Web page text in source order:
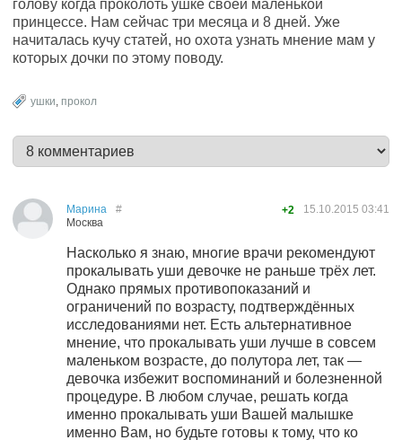
голову когда проколоть ушке своей маленькой
принцессе. Нам сейчас три месяца и 8 дней. Уже
начиталась кучу статей, но охота узнать мнение мам у
которых дочки по этому поводу.
ушки, прокол
Марина
Москва
15.10.2015 03:41
# +2
Насколько я знаю, многие врачи рекомендуют
прокалывать уши девочке не раньше трёх лет.
Однако прямых противопоказаний и
ограничений по возрасту, подтверждённых
исследованиями нет. Есть альтернативное
мнение, что прокалывать уши лучше в совсем
маленьком возрасте, до полутора лет, так —
девочка избежит воспоминаний и болезненной
процедуре. В любом случае, решать когда
именно прокалывать уши Вашей малышке
именно Вам, но будьте готовы к тому, что ко